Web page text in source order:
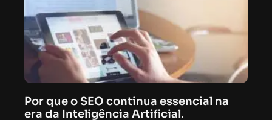
Por que o SEO continua essencial na
era da Inteligência Artificial.